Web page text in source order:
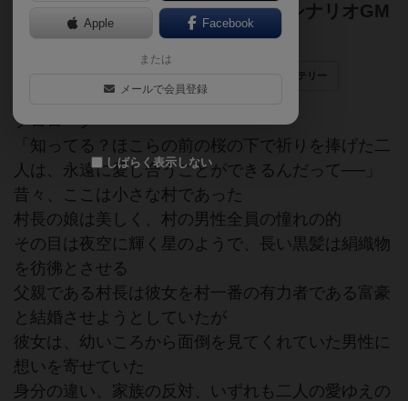
初心者向けのマーダーミステリーシナリオGM
不要、全員楽しめる
マーダーミステリー
プロローグ
「知ってる？ほこらの前の桜の下で祈りを捧げた二
人は、永遠に愛し合うことができるんだって──」
昔々、ここは小さな村であった
村長の娘は美しく、村の男性全員の憧れの的
その目は夜空に輝く星のようで、長い黒髪は絹織物
を彷彿とさせる
父親である村長は彼女を村一番の有力者である富豪
と結婚させようとしていたが
彼女は、幼いころから面倒を見てくれていた男性に
想いを寄せていた
身分の違い、家族の反対、いずれも二人の愛ゆえの
Apple Facebook
または
メールで会員登録
しばらく表示しない